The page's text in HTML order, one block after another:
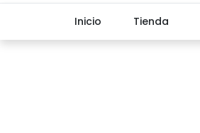
Inicio Tienda